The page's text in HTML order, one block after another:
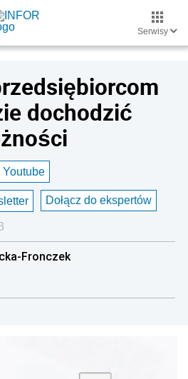
Serwisy
dochodzić
Youtube
Dołącz do ekspertów
Fronczek